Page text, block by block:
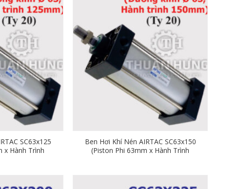
SC63x125
x Hành Trình
Ben Hơi Khí Nén AIRTAC SC63x150
(Piston Phi 63mm x Hành Trình